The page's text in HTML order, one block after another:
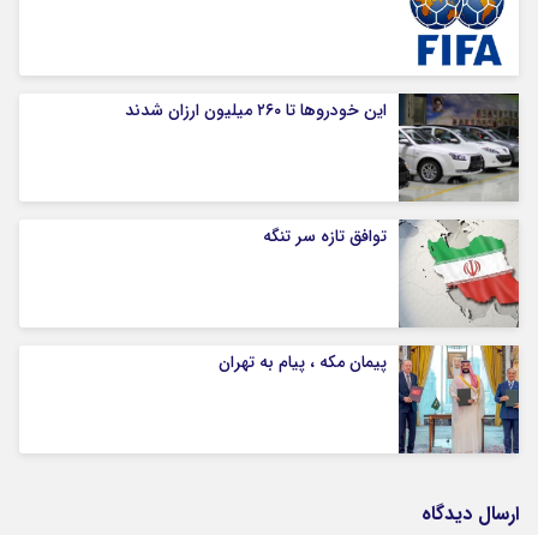
این خودروها تا ۲۶۰ میلیون ارزان شدند
توافق تازه سر تنگه
پیمان مکه ، پیام به تهران
ارسال دیدگاه